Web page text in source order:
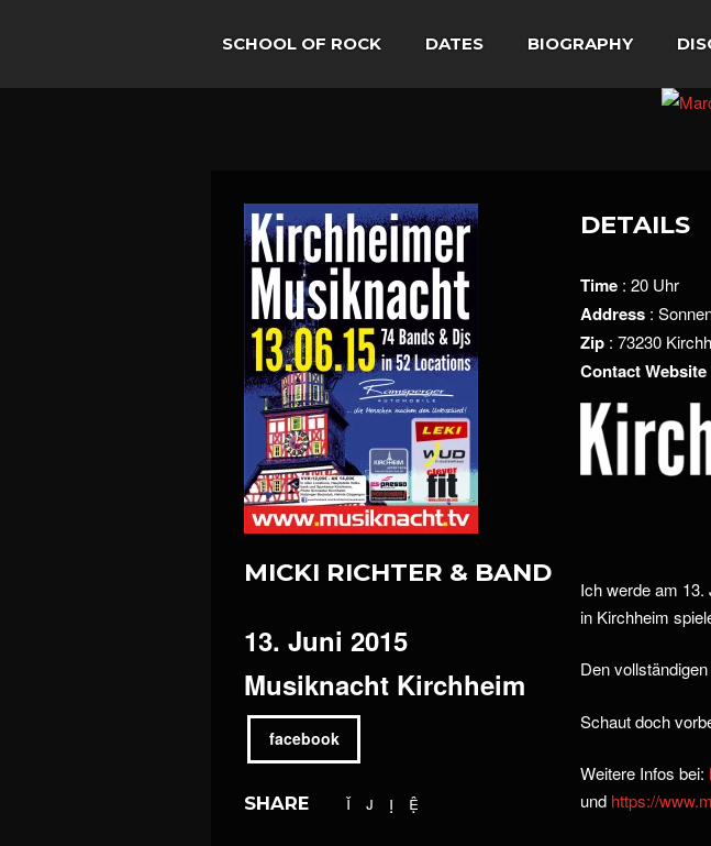
SCHOOL OF ROCK DATES BIOGRAPHY
MICKI RICHTER & BAND
13. Juni 2015
Musiknacht Kirchheim
facebook
SHARE
DETAILS
Time : 20 Uhr
Address :
Zip : 73230
Contact Website
Ich werde am
in Kirchheim
Den
Schaut doch
Weitere Infos bei:
und https://